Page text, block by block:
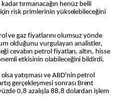
tırmanacağın henüz belli
için risk primlerinin yükselebileceğini
ve gaz fiyatlarını olumsuz yönde
olduğunu vurgulayan analistler,
cevabın petrol fiyatları, altın, hisse
etkisinin olabileceğini bildirdi.
olsa yatışması ve ABD'nin petrol
gerçekleşmesi sonrası Brent
0,8 azalışla 88,8 dolardan işlem